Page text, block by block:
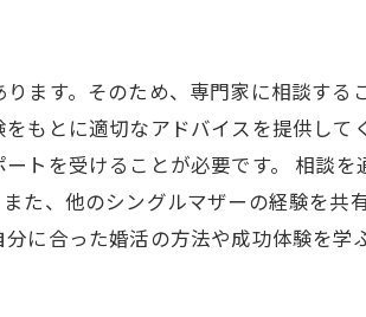
ます。そのため、専門家に相談する
もとに適切なアドバイスを提供して
トを受けることが必要です。 相談
た、他のシングルマザーの経験を共
に合った婚活の方法や成功体験を